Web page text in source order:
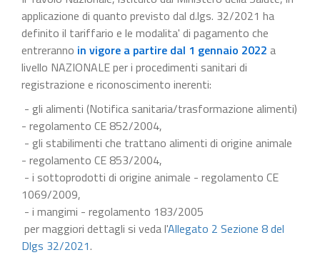
applicazione di quanto previsto dal d.lgs. 32/2021 ha
definito il tariffario e le modalita' di pagamento che
entreranno in vigore a partire dal 1 gennaio 2022 a
livello NAZIONALE per i procedimenti sanitari di
registrazione e riconoscimento inerenti:
- gli alimenti (Notifica sanitaria/trasformazione alimenti)
- regolamento CE 852/2004,
- gli stabilimenti che trattano alimenti di origine animale
- regolamento CE 853/2004,
- i sottoprodotti di origine animale - regolamento CE
1069/2009,
- i mangimi - regolamento 183/2005
per maggiori dettagli si veda l'Allegato 2 Sezione 8 del
Dlgs 32/2021.